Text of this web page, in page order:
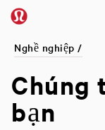
Nghề nghiệp /
Chúng
bạn